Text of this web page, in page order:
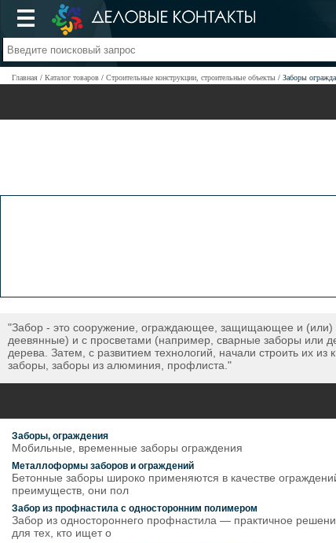
Главная Каталог товаров Строительные конструкции, строительные объекты Заборы
"Забор - это сооружение, ограждающее, защищающее и (или)
деевянные) и с просветами (например, сварные заборы или
дерева. Затем, с развитием технологий, начали строить их
заборы, заборы из алюминия, профлиста."
Заборы, ограждения
Мобильные, временные заборы ограждения
Металлоформы заборов и ограждений
Бетонные заборы широко применяются в качестве
преимуществ, они пол
Забор из профнастила с односторонним полимером
Забор из одностороннего профнастила — практичное
для тех, кто ищет о